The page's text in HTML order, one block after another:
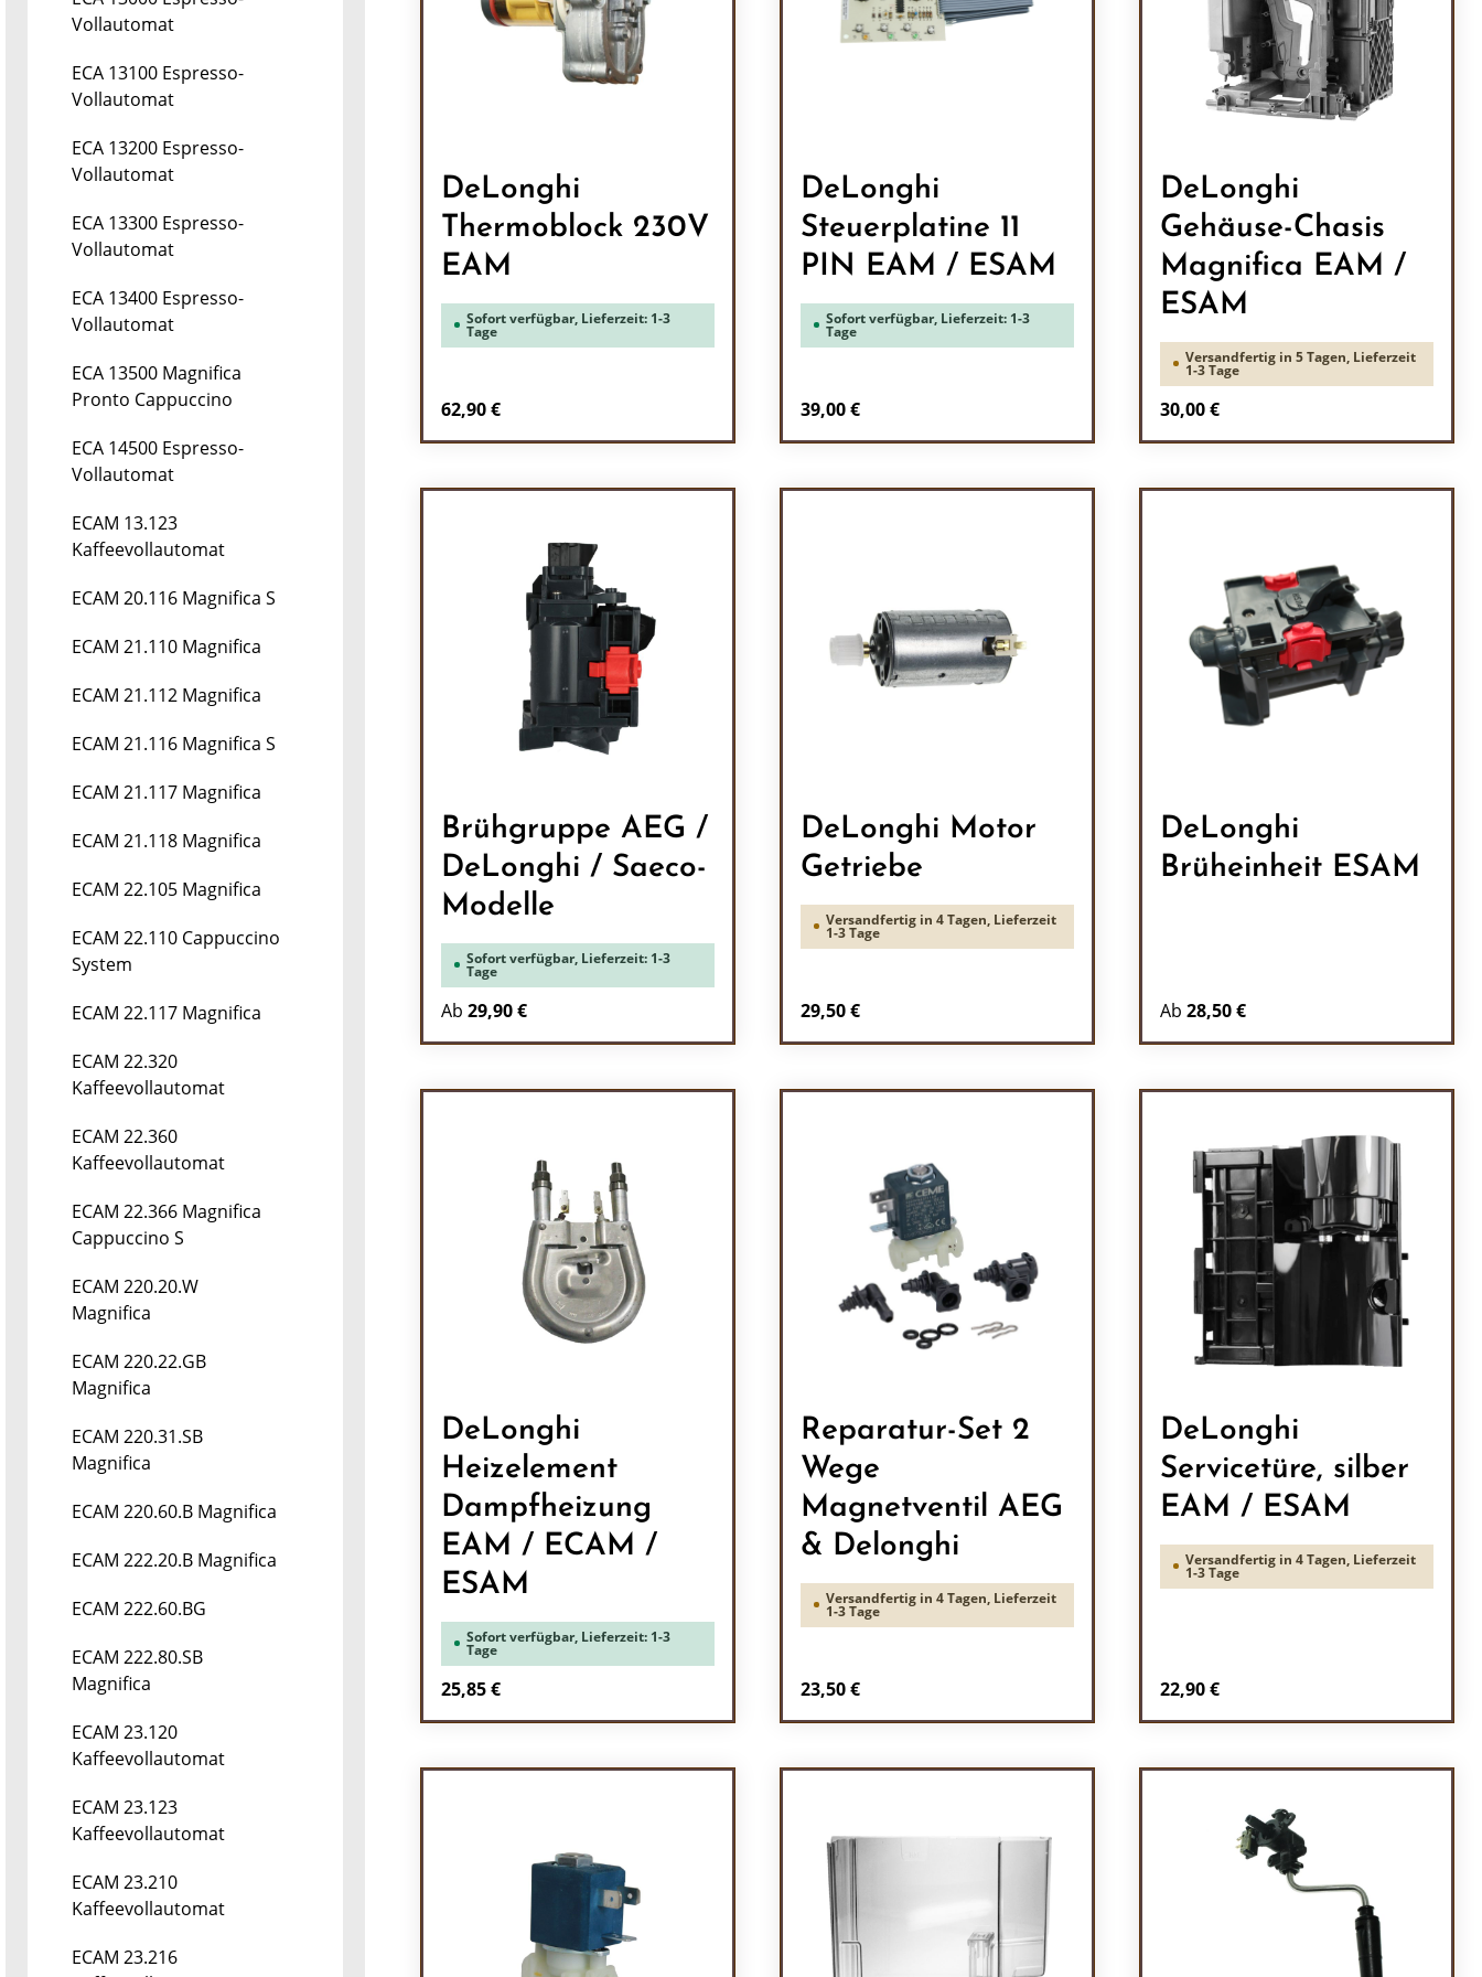
Vollautomat
ECA 13100 Espresso-
Vollautomat
ECA 13200 Espresso-
Vollautomat
ECA 13300 Espresso-
Vollautomat
ECA 13400 Espresso-
Vollautomat
ECA 13500 Magnifica
Pronto Cappuccino
ECA 14500 Espresso-
Vollautomat
ECAM 13.123
Kaffeevollautomat
ECAM 20.116 Magnifica S
ECAM 21.110 Magnifica
ECAM 21.112 Magnifica
ECAM 21.116 Magnifica S
ECAM 21.117 Magnifica
ECAM 21.118 Magnifica
ECAM 22.105 Magnifica
ECAM 22.110 Cappuccino
System
ECAM 22.117 Magnifica
ECAM 22.320
Kaffeevollautomat
ECAM 22.360
Kaffeevollautomat
ECAM 22.366 Magnifica
Cappuccino S
ECAM 220.20.W
Magnifica
ECAM 220.22.GB
Magnifica
ECAM 220.31.SB
Magnifica
ECAM 220.60.B Magnifica
ECAM 222.20.B Magnifica
ECAM 222.60.BG
ECAM 222.80.SB
Magnifica
ECAM 23.120
Kaffeevollautomat
ECAM 23.123
Kaffeevollautomat
ECAM 23.210
Kaffeevollautomat
ECAM 23.216
DeLonghi
Thermoblock 230V
EAM
Sofort verfügbar, Lieferzeit: 1-3
Tage
Regulärer Preis:
62,90 €
DeLonghi
Steuerplatine 11
PIN EAM / ESAM
Sofort verfügbar, Lieferzeit: 1-3
Tage
Regulärer Preis:
39,00 €
DeLonghi
Gehäuse-Chasis
Magnifica EAM /
ESAM
Versandfertig in 5 Tagen, Lieferzeit
1-3 Tage
Regulärer Preis:
30,00 €
Brühgruppe AEG /
DeLonghi / Saeco-
Modelle
Sofort verfügbar, Lieferzeit: 1-3
Tage
Ab 29,90 €
DeLonghi Motor
Getriebe
Versandfertig in 4 Tagen, Lieferzeit
1-3 Tage
Regulärer Preis:
29,50 €
DeLonghi
Brüheinheit ESAM
Ab 28,50 €
DeLonghi
Heizelement
Dampfheizung
EAM / ECAM /
ESAM
Sofort verfügbar, Lieferzeit: 1-3
Tage
Regulärer Preis:
25,85 €
Reparatur-Set 2
Wege
Magnetventil AEG
& Delonghi
Versandfertig in 4 Tagen, Lieferzeit
1-3 Tage
Regulärer Preis:
23,50 €
DeLonghi
Servicetüre, silber
EAM / ESAM
Versandfertig in 4 Tagen, Lieferzeit
1-3 Tage
Regulärer Preis:
22,90 €